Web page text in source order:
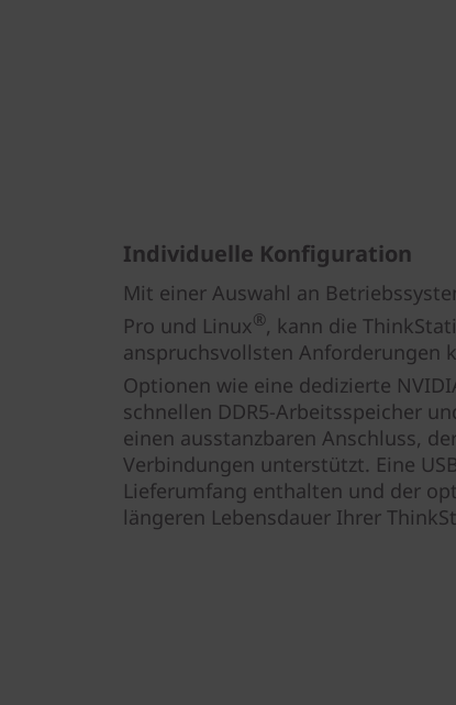
Individuelle Konfiguration
Mit einer Auswahl an
Pro und Linux®, kann die
anspruchsvollsten Anforderungen
Optionen wie eine dedizierte
schnellen DDR5-Arbeitsspeicher
einen ausstanzbaren Anschluss,
Verbindungen unterstützt. Eine
Lieferumfang enthalten und der
längeren Lebensdauer Ihrer